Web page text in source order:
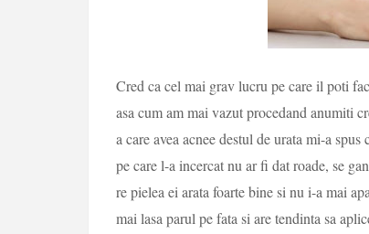
Cred ca cel mai grav lucru pe care il poti
asa cum am mai vazut procedand anumiti
a care avea acnee destul de urata mi-a
pe care l-a incercat nu ar fi dat roade, se
re pielea ei arata foarte bine si nu i-a mai
mai lasa parul pe fata si are tendinta sa